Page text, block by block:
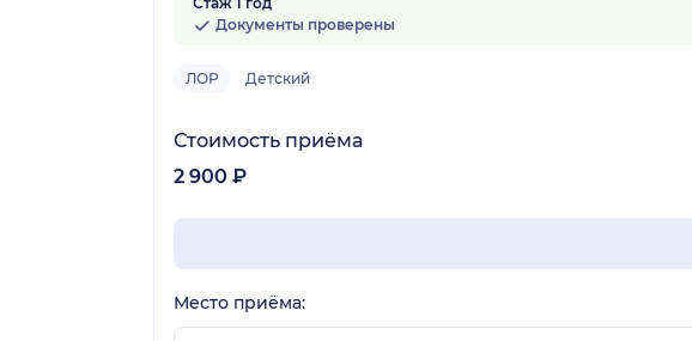
Документы проверены
ЛОР Детский
Стоимость приёма
2 900 ₽
Место приёма: